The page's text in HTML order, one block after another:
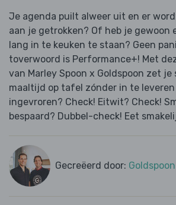
Je agenda puilt alweer uit en er
aan je getrokken? Of heb je gewoon
lang in te keuken te staan? Geen
toverwoord is Performance+! Met
van Marley Spoon x Goldspoon zet je
maaltijd op tafel zónder in te
ingevroren? Check! Eitwit? Check!
bespaard? Dubbel-check! Eet
Gecreëerd door: Goldspoon